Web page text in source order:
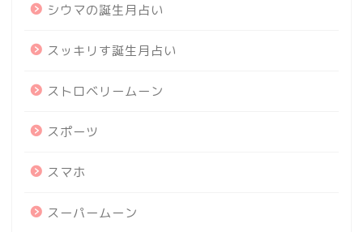
シウマの誕生月占い
スッキリす誕生月占い
ストロベリームーン
スポーツ
スマホ
スーパームーン